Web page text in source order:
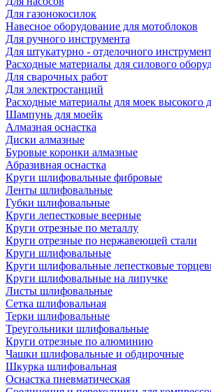
Для газонокосилок
Навесное оборудование для мотоблоков
Для ручного инструмента
Для штукатурно - отделочного
Расходные материалы для силового
Для сварочных работ
Для электростанций
Расходные материалы для моек высокого
Шампунь для моейк
Алмазная оснастка
Диски алмазные
Буровые коронки алмазные
Абразивная оснастка
Круги шлифовальные фибровые
Ленты шлифовальные
Губки шлифовальные
Круги лепестковые веерные
Круги отрезные по металлу
Круги отрезные по нержавеющей стали
Круги шлифовальные
Круги шлифовальные лепестковые
Круги шлифовальные на липучке
Листы шлифовальные
Сетка шлифовальная
Терки шлифовальные
Треугольники шлифовальные
Круги отрезные по алюминию
Чашки шлифовальные и обдирочные
Шкурка шлифовальная
Оснастка пневматическая